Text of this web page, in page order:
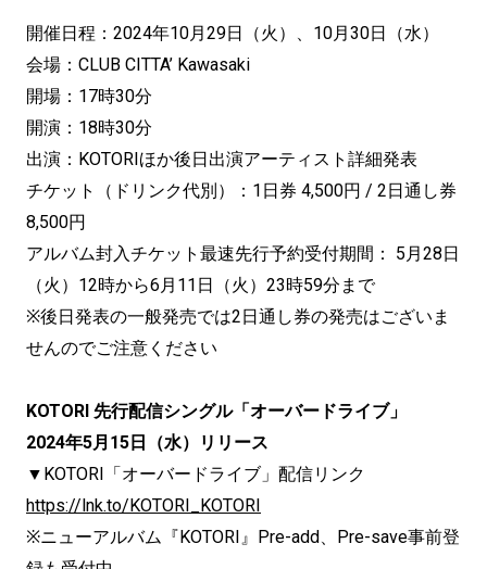
開催日程：2024年10月29日（火）、10月30日（水）
会場：CLUB CITTA’ Kawasaki
開場：17時30分
開演：18時30分
出演：KOTORIほか後日出演アーティスト詳細発表
チケット（ドリンク代別）：1日券 4,500円 / 2日通し券
8,500円
アルバム封入チケット最速先行予約受付期間： 5月28日
（火）12時から6月11日（火）23時59分まで
※後日発表の一般発売では2日通し券の発売はございま
せんのでご注意ください
KOTORI 先行配信シングル「オーバードライブ」
2024年5月15日（水）リリース
▼KOTORI「オーバードライブ」配信リンク
https://lnk.to/KOTORI_KOTORI
※ニューアルバム『KOTORI』Pre-add、Pre-save事前登